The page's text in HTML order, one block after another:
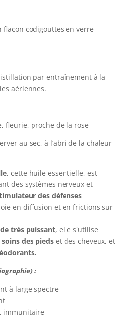
flacon codigouttes en verre
par entraînement à la
aériennes.
fleurie, proche de la rose
au sec, à l’abri de la chaleur
, cette huile essentielle, est
des systèmes nerveux et
des défenses
en diffusion et en frictions sur
très puissant, elle s'utilise
soins des pieds et des cheveux, et
:
à large spectre
immunitaire